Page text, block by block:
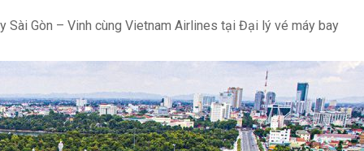
Sài Gòn – Vinh cùng Vietnam Airlines tại Đại lý vé máy bay